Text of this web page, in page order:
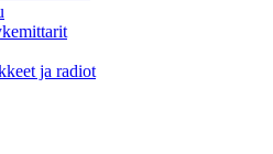
ja radiot